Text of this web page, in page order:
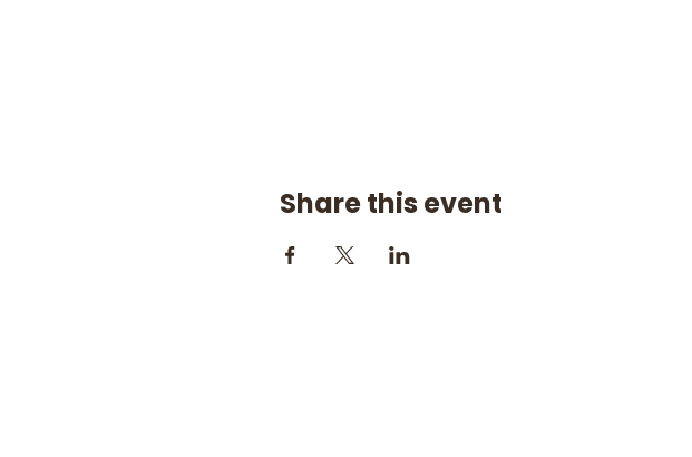
Share this event